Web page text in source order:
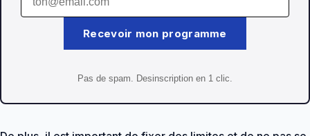
Recevoir mon programme
Pas de spam. Desinscription en 1 clic.